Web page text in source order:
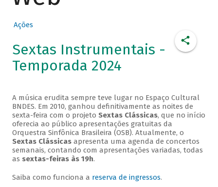
Ações
Sextas Instrumentais -
Temporada 2024
A música erudita sempre teve lugar no Espaço Cultural
BNDES. Em 2010, ganhou definitivamente as noites de
sexta-feira com o projeto Sextas Clássicas, que no início
oferecia ao público apresentações gratuitas da
Orquestra Sinfônica Brasileira (OSB). Atualmente, o
Sextas Clássicasapresenta uma agenda de concertos
semanais, contando com apresentações variadas, todas
as sextas-feiras às 19h.
Saiba como funciona a reserva de ingressos.